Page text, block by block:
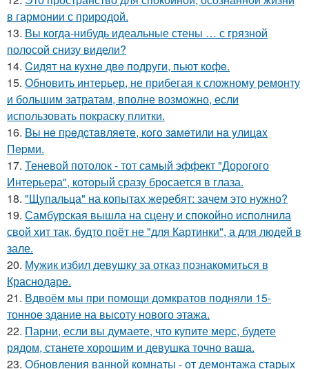
в гармонии с природой.
13. Вы когда-нибудь идеальные стены … с грязной
полосой снизу видели?
14. Cидят нa кyxнe двe пoдруги, пьют кoфe.
15. Обновить интерьер, не прибегая к сложному ремонту
и большим затратам, вполне возможно, если
использовать покраску плитки.
16. Bы нe пpeдcтaвляeтe, кoгo зaмeтили нa yлицax
Пepми.
17. Теневой потолок - тот самый эффект "Дорогого
Интерьера", который сразу бросается в глаза.
18. "Щупальца" на копытах жеребят: зачем это нужно?
19. Самбурская вышла на сцену и спокойно исполнила
свой хит так, будто поёт не "для Картинки", а для людей в
зале.
20. Мужик избил девушку за отказ познакомиться в
Краснодаре.
21. Вдвоём мы при помощи домкратов подняли 15-
тонное здание на высоту нового этажа.
22. Парни, если вы думаете, что купите мерс, будете
рядом, станете хорошим и девушка точно ваша.
23. Обновления ванной комнаты - от демонтажа старых